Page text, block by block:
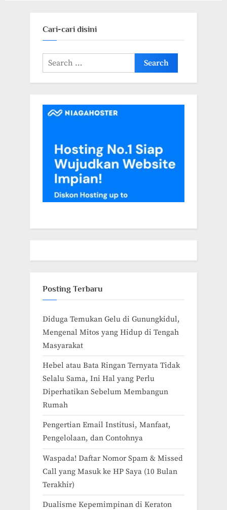
Cari-cari disini
Search
for:
Posting Terbaru
Diduga Temukan Gelu di Gunungkidul,
Mengenal Mitos yang Hidup di Tengah
Masyarakat
Hebel atau Bata Ringan Ternyata Tidak
Selalu Sama, Ini Hal yang Perlu
Diperhatikan Sebelum Membangun
Rumah
Pengertian Email Institusi, Manfaat,
Pengelolaan, dan Contohnya
Waspada! Daftar Nomor Spam & Missed
Call yang Masuk ke HP Saya (10 Bulan
Terakhir)
Dualisme Kepemimpinan di Keraton